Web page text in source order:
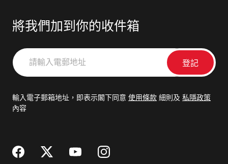
將我們加到你的收件箱
請
輸
郵
輸入電子郵箱地址，即表示閣下同意 使用條款 細則及 私隱政策
內容